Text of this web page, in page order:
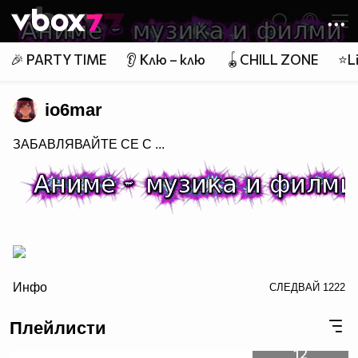
👾
🎉 PARTY TIME 👂 Клю – клю 🪀CHILL ZONE
io6mar
ЗАБАВЛЯВАЙТЕ СЕ С ...
заповядайте в Аниме - музика и филми
Инфо СЛЕДВАЙ 1222
Плейлисти
12